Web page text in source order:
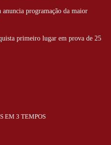
programação da maior
primeiro lugar em prova de 25
EM 3 TEMPOS